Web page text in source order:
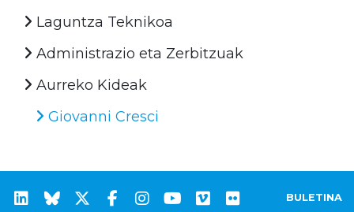
Laguntza Teknikoa
Administrazio eta Zerbitzuak
Aurreko Kideak
Giovanni Cresci
BULETINA